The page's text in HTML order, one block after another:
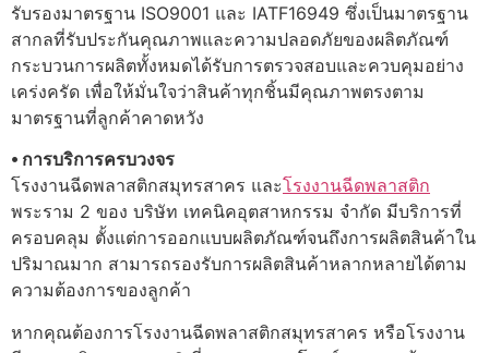
รับรองมาตรฐาน ISO9001 และ IATF16949 ซึ่งเป็นมาตรฐาน
สากลที่รับประกันคุณภาพและความปลอดภัยของผลิตภัณฑ์
กระบวนการผลิตทั้งหมดได้รับการตรวจสอบและควบคุมอย่าง
เคร่งครัด เพื่อให้มั่นใจว่าสินค้าทุกชิ้นมีคุณภาพตรงตาม
มาตรฐานที่ลูกค้าคาดหวัง
⦁ การบริการครบวงจร
โรงงานฉีดพลาสติกสมุทรสาคร และโรงงานฉีดพลาสติก
พระราม 2 ของ บริษัท เทคนิคอุตสาหกรรม จำกัด มีบริการที่
ครอบคลุม ตั้งแต่การออกแบบผลิตภัณฑ์จนถึงการผลิตสินค้าใน
ปริมาณมาก สามารถรองรับการผลิตสินค้าหลากหลายได้ตาม
ความต้องการของลูกค้า
หากคุณต้องการโรงงานฉีดพลาสติกสมุทรสาคร หรือโรงงาน